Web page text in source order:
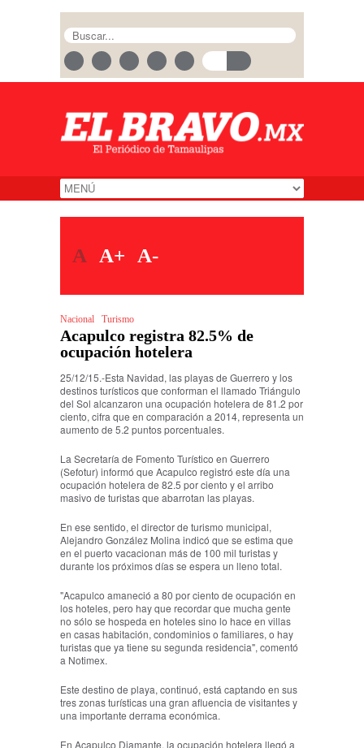
A A+ A-
Nacional Turismo
Acapulco registra 82.5% de
ocupación hotelera
25/12/15.-Esta Navidad, las playas de Guerrero y los
destinos turísticos que conforman el llamado Triángulo
del Sol alcanzaron una ocupación hotelera de 81.2 por
ciento, cifra que en comparación a 2014, representa un
aumento de 5.2 puntos porcentuales.
La Secretaría de Fomento Turístico en Guerrero
(Sefotur) informó que Acapulco registró este día una
ocupación hotelera de 82.5 por ciento y el arribo
masivo de turistas que abarrotan las playas.
En ese sentido, el director de turismo municipal,
Alejandro González Molina indicó que se estima que
en el puerto vacacionan más de 100 mil turistas y
durante los próximos días se espera un lleno total.
"Acapulco amaneció a 80 por ciento de ocupación en
los hoteles, pero hay que recordar que mucha gente
no sólo se hospeda en hoteles sino lo hace en villas
en casas habitación, condominios o familiares, o hay
turistas que ya tiene su segunda residencia", comentó
a Notimex.
Este destino de playa, continuó, está captando en sus
tres zonas turísticas una gran afluencia de visitantes y
una importante derrama económica.
En Acapulco Diamante, la ocupación hotelera llegó a